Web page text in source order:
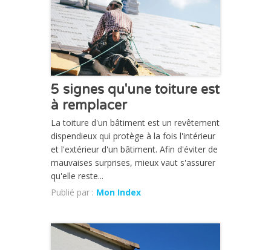
5 signes qu'une toiture est
à remplacer
La toiture d'un bâtiment est un revêtement
dispendieux qui protège à la fois l'intérieur
et l'extérieur d'un bâtiment. Afin d'éviter de
mauvaises surprises, mieux vaut s'assurer
qu'elle reste...
Publié par : Mon Index
CHRONIQUE